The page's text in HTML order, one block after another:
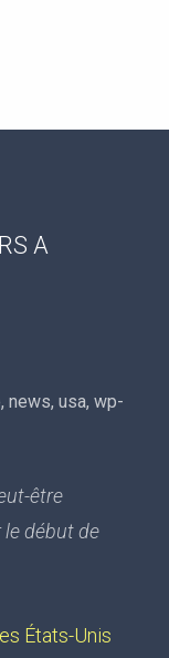
A
, news, usa, wp-
être
début de
États-Unis